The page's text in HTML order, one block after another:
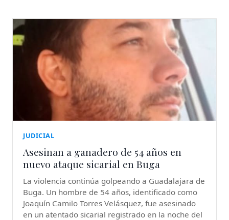
JUDICIAL
Asesinan a ganadero de 54 años en
nuevo ataque sicarial en Buga
La violencia continúa golpeando a Guadalajara de
Buga. Un hombre de 54 años, identificado como
Joaquín Camilo Torres Velásquez, fue asesinado
en un atentado sicarial registrado en la noche del